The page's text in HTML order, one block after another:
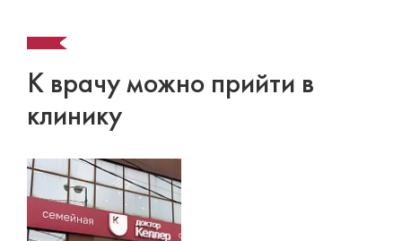
К врачу можно прийти в
клинику